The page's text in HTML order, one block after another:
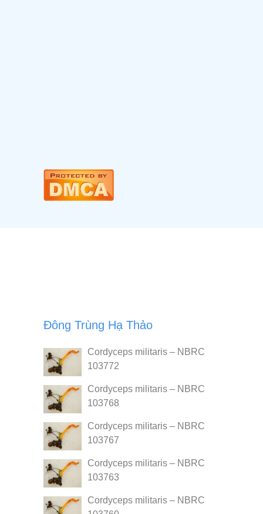
Đông Trùng Hạ Thảo
Cordyceps militaris – NBRC
103772
Cordyceps militaris – NBRC
103768
Cordyceps militaris – NBRC
103767
Cordyceps militaris – NBRC
103763
Cordyceps militaris – NBRC